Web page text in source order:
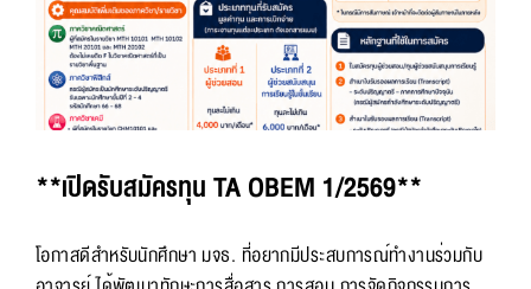
**เปิดรับสมัครทุน TA OBEM 1/2569**
โอกาสดีสำหรับนักศึกษา มจธ. ที่อยากมีประสบการณ์ทำงานร่วมกับ